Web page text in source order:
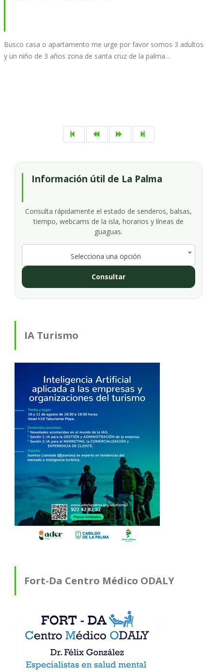
Busco casa o apartamento me urge por favor somos 3 adultos
y un niño de 3 años zona de santa cruz de la palma…
Información útil de La Palma
Consulta rápidamente el estado de senderos, balsas,
tiempo, webcams de la isla, horarios y líneas de
guaguas.
Selecciona una opción
Consultar
IA Turismo
Fort-Da Centro Médico ODALY